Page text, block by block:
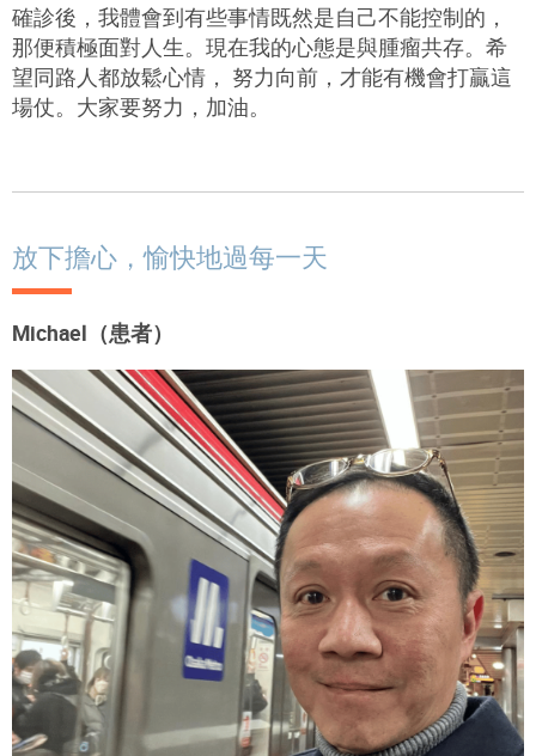
確診後，我體會到有些事情既然是自己不能控制的，
那便積極面對人生。現在我的心態是與腫瘤共存。希
望同路人都放鬆心情， 努力向前，才能有機會打贏這
場仗。大家要努力，加油。
放下擔心，愉快地過每一天
Michael（患者）